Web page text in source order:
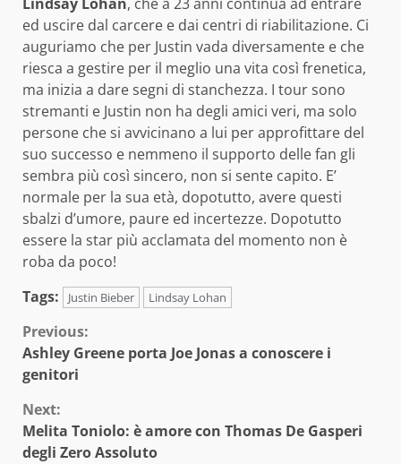
ed uscire dal carcere e dai centri di riabilitazione. Ci
auguriamo che per Justin vada diversamente e che
riesca a gestire per il meglio una vita così frenetica,
ma inizia a dare segni di stanchezza. I tour sono
stremanti e Justin non ha degli amici veri, ma solo
persone che si avvicinano a lui per approfittare del
suo successo e nemmeno il supporto delle fan gli
sembra più così sincero, non si sente capito. E’
normale per la sua età, dopotutto, avere questi
sbalzi d’umore, paure ed incertezze. Dopotutto
essere la star più acclamata del momento non è
roba da poco!
Tags:
Justin Bieber Lindsay Lohan
Continue
Reading
Previous:
Ashley Greene porta Joe Jonas a conoscere i
genitori
Next:
Melita Toniolo: è amore con Thomas De Gasperi
degli Zero Assoluto